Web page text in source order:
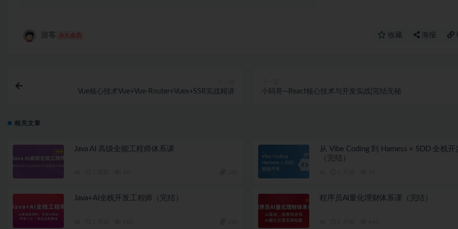
游客 永久会员 收藏 海报
Vue核心技术Vue+Vue-Router+Vuex+SSR实战精讲 小码哥—React核心技术与开发实战|完结无秘
相关文章
Java AI 高级全能工程师体系课
从 Vibe Coding 到 Harness × SDD 全栈开
（完结）
Java+AI全栈开发工程师（完结） 程序员AI量化理财体系课（完结）